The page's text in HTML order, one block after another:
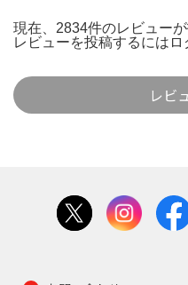
現在、2834件のレビューが
レビューを投稿するには ロ
レビ